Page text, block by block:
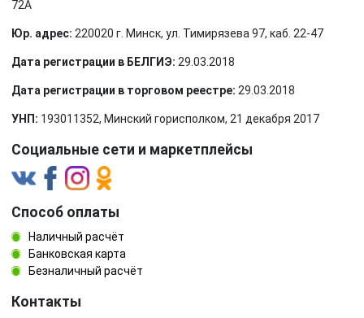
72А
Юр. адрес: 220020 г. Минск, ул. Тимирязева 97, каб. 22-47
Дата регистрации в БЕЛГИЭ: 29.03.2018
Дата регистрации в торговом реестре: 29.03.2018
УНП: 193011352, Минский горисполком, 21 декабря 2017
Социальные сети и маркетплейсы
Способ оплаты
Наличный расчёт
Банковская карта
Безналичный расчёт
Контакты